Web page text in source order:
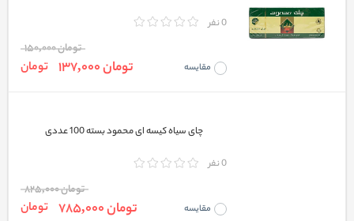
0 نفر
مقایسه
تومان 150,000
تومان 137,000 تومان
چای سیاه کیسه ای محمود بسته 100 عددی
0 نفر
مقایسه
تومان 825,000
تومان 785,000 تومان